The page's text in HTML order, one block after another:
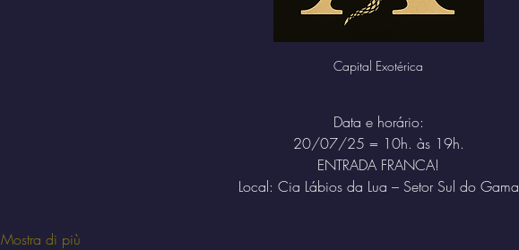
Capital Exotérica
Data e horário:
20/07/25 = 10h. às 19h.
ENTRADA FRANCA!
Local: Cia Lábios da Lua – Setor Sul do Gama
Mostra di più